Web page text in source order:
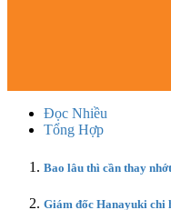
Đọc Nhiều
Tổng Hợp
Bao lâu thì cần thay
Giám đốc Hanayuki chi